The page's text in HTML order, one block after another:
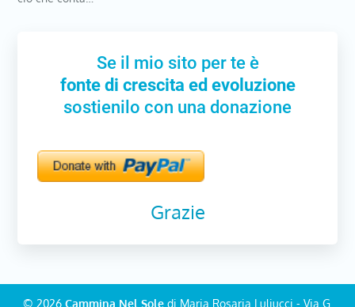
Se il mio sito per te è
fonte di crescita ed evoluzione
sostienilo con una donazione
Grazie
© 2026 Cammina Nel Soledi Maria Rosaria Luliucci - Via G.